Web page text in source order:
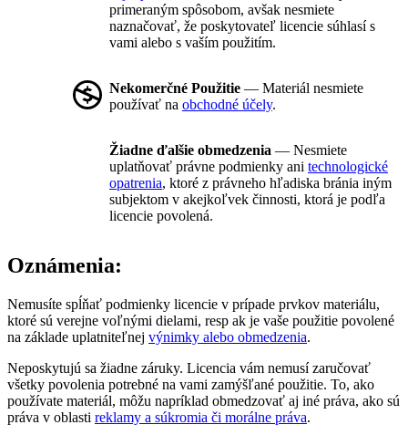
primeraným spôsobom, avšak nesmiete
naznačovať, že poskytovateľ licencie súhlasí s
vami alebo s vaším použitím.
Nekomerčné Použitie — Materiál nesmiete
používať na obchodné účely.
Žiadne ďalšie obmedzenia — Nesmiete
uplatňovať právne podmienky ani technologické
opatrenia, ktoré z právneho hľadiska bránia iným
subjektom v akejkoľvek činnosti, ktorá je podľa
licencie povolená.
Oznámenia:
Nemusíte spĺňať podmienky licencie v prípade prvkov materiálu,
ktoré sú verejne voľnými dielami, resp ak je vaše použitie povolené
na základe uplatniteľnej výnimky alebo obmedzenia.
Neposkytujú sa žiadne záruky. Licencia vám nemusí zaručovať
všetky povolenia potrebné na vami zamýšľané použitie. To, ako
používate materiál, môžu napríklad obmedzovať aj iné práva, ako sú
práva v oblasti reklamy a súkromia či morálne práva.